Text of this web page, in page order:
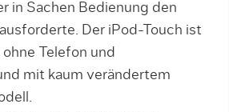
in Sachen Bedienung den
Der iPod-Touch ist
Telefon und
mit kaum verändertem